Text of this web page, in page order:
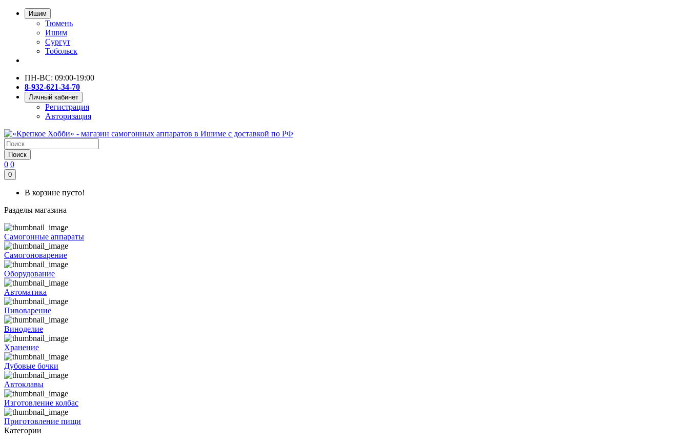
Ишим
Тюмень
Ишим
Сургут
Тобольск
ПН-ВС: 09:00-19:00
8-932-621-34-70
Личный кабинет
Регистрация
Авторизация
Поиск
0 0
0
В корзине пусто!
Разделы магазина
Самогонные аппараты
Самогоноварение
Оборудование
Автоматика
Пивоварение
Виноделие
Хранение
Дубовые бочки
Автоклавы
Изготовление колбас
Приготовление пищи
Категории